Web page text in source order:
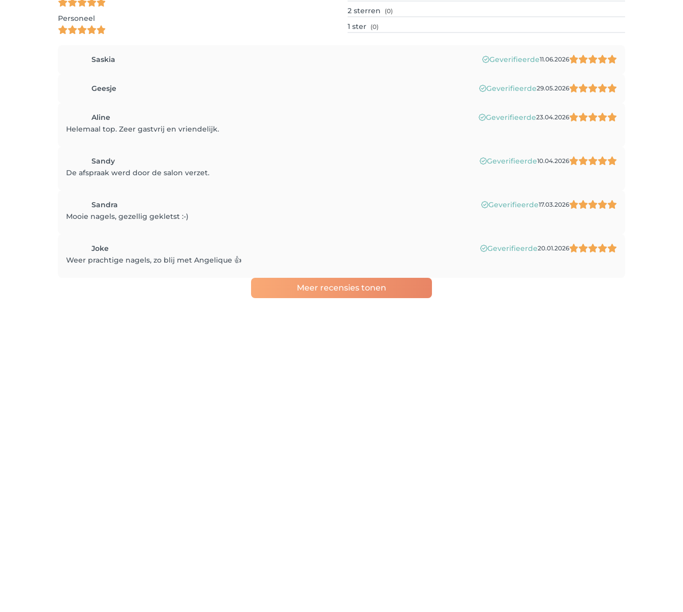
Personeel
2 sterren (0)
1 ster (0)
Saskia Geverifieerde11.06.2026
Geesje Geverifieerde29.05.2026
Aline Geverifieerde23.04.2026
Helemaal top. Zeer gastvrij en vriendelijk.
Sandy Geverifieerde10.04.2026
De afspraak werd door de salon verzet.
Sandra Geverifieerde17.03.2026
Mooie nagels, gezellig gekletst :-)
Joke Geverifieerde20.01.2026
Weer prachtige nagels, zo blij met Angelique 👍
Meer recensies tonen